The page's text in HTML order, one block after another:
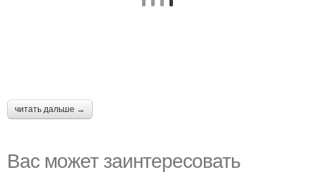
читать дальше →
Вас может заинтересовать